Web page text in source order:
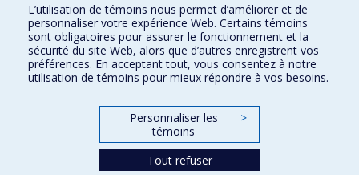
Directions
DPC
CPASS
L’utilisation de témoins nous permet d’améliorer et de
personnaliser votre expérience Web. Certains témoins
sont obligatoires pour assurer le fonctionnement et la
sécurité du site Web, alors que d’autres enregistrent vos
préférences. En acceptant tout, vous consentez à notre
utilisation de témoins pour mieux répondre à vos besoins.
Personnaliser les
témoins
>
Tout refuser